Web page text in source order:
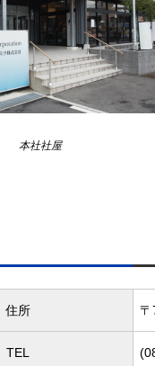
本社社屋
住所
TEL